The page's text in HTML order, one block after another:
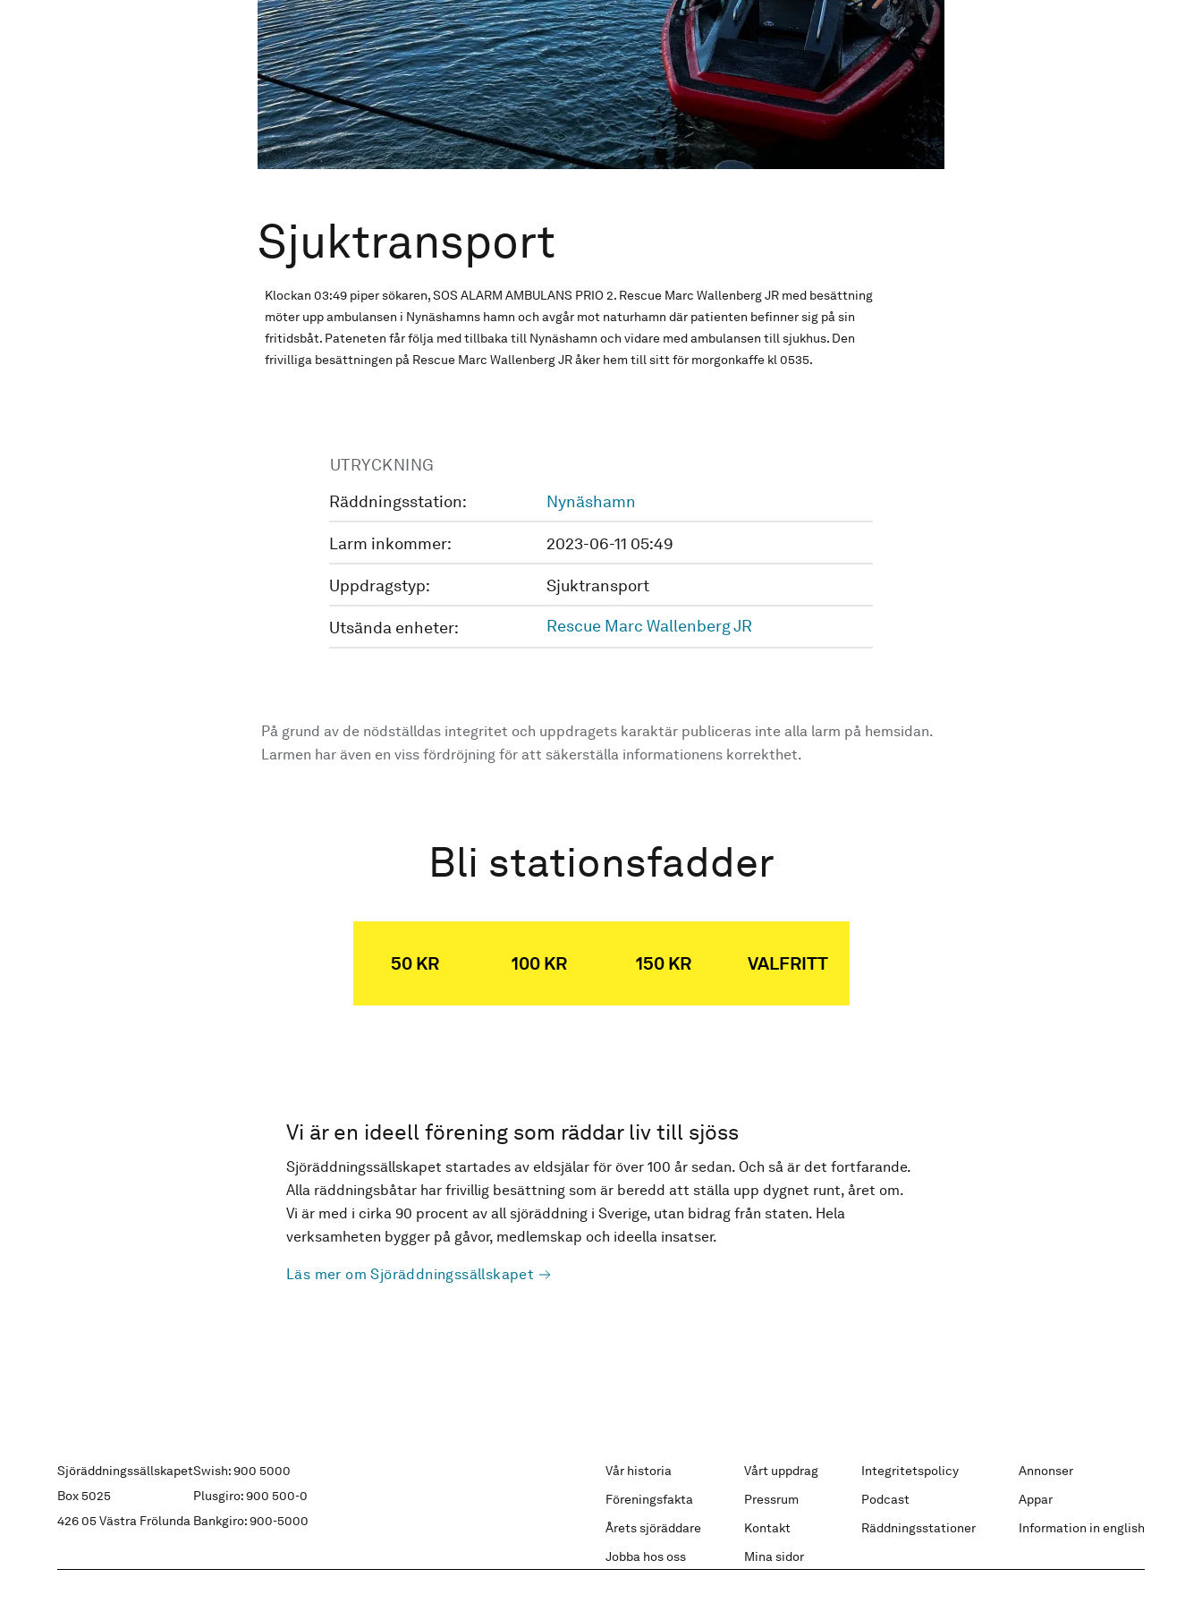
Sjuktransport
Klockan 03:49 piper sökaren, SOS ALARM AMBULANS PRIO 2. Rescue Marc Wallenberg JR med besättning
möter upp ambulansen i Nynäshamns hamn och avgår mot naturhamn där patienten befinner sig på sin
fritidsbåt. Pateneten får följa med tillbaka till Nynäshamn och vidare med ambulansen till sjukhus. Den
frivilliga besättningen på Rescue Marc Wallenberg JR åker hem till sitt för morgonkaffe kl 0535.
UTRYCKNING
Räddningsstation:
Nynäshamn
Larm inkommer: 2023-06-11 05:49
Uppdragstyp: Sjuktransport
Utsända enheter: Rescue Marc Wallenberg JR
På grund av de nödställdas integritet och uppdragets karaktär publiceras inte alla larm på hemsidan.
Larmen har även en viss fördröjning för att säkerställa informationens korrekthet.
Bli stationsfadder
50 KR 100 KR 150 KR VALFRITT
Vi är en ideell förening som räddar liv till sjöss
Sjöräddningssällskapet startades av eldsjälar för över 100 år sedan. Och så är det fortfarande.
Alla räddningsbåtar har frivillig besättning som är beredd att ställa upp dygnet runt, året om.
Vi är med i cirka 90 procent av all sjöräddning i Sverige, utan bidrag från staten. Hela
verksamheten bygger på gåvor, medlemskap och ideella insatser.
Läs mer om Sjöräddningssällskapet
Sjöräddningssällskapet
Box 5025
426 05 Västra Frölunda
Swish: 900 5000
Plusgiro: 900 500-0
Bankgiro: 900-5000
Vår historia Vårt uppdrag Integritetspolicy
Annonser
Föreningsfakta
Pressrum Podcast
Appar
Årets sjöräddare
Kontakt Räddningsstationer
Information in english
Jobba hos oss
Mina sidor